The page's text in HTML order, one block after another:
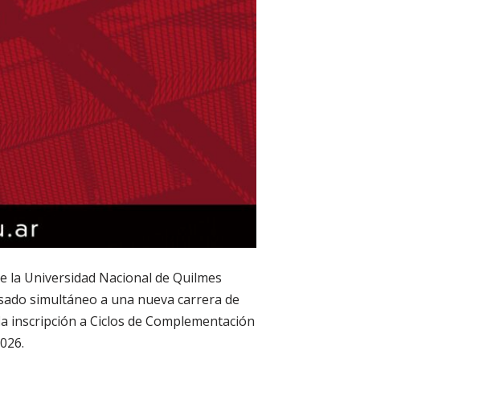
la Universidad Nacional de Quilmes
simultáneo a una nueva carrera de
a Ciclos de Complementación